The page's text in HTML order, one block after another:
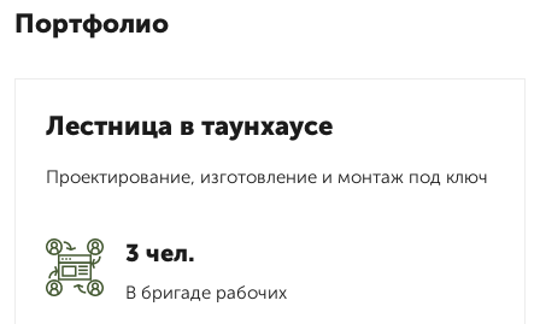
Портфолио
Лестница в таунхаусе
Проектирование, изготовление и монтаж под ключ
3 чел.
В бригаде рабочих